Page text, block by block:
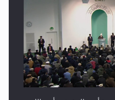
أمير المؤمنين أيده الله